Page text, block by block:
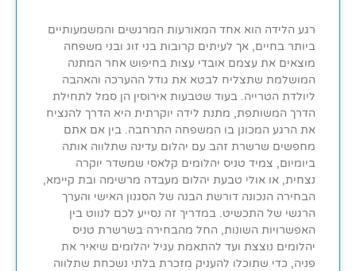
רגע הלידה הוא אחד המאורעות המרגשים והמשמעותיים
ביותר בחיים, אך לעיתים קרובות בני זוג ובני משפחה
מוצאים את עצמם אובדי עצות בחיפוש אחר המתנה
המושלמת שתצליח לבטא את גודל ההערכה והאהבה
ליולדת הטרייה. בעוד שטבעות אירוסין הן סמל לתחילת
הדרך המשותפת, מתנת לידה יוקרתית היא הדרך להנציח
את הרגע המכונן בו המשפחה התרחבה. בין אם אתם
מחפשים שרשרת זהב עם יהלום עדינה שתלווה אותה
ביומיום, צמיד טניס יהלומים קלאסי שמשדר יוקרה
נצחית, או אולי טבעת יהלום מעבדה מרשימה ובת קיימא,
הבחירה הנכונה דורשת הבנה של הסגנון האישי והערך
הרגשי של התכשיט. במדריך זה נסייע לכם לנווט בין
האפשרויות השונות, החל מהבחירה בשרשרת טניס
יהלומים נוצצת ועד להתאמת עגיל יהלומים שיאיר את
פניה, כדי שתוכלו להעניק מזכרת בלתי נשכחת שתלווה